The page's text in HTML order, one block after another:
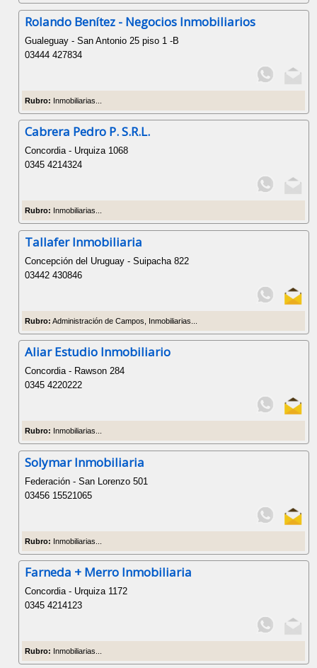
Rolando Benítez - Negocios Inmobiliarios
Gualeguay - San Antonio 25 piso 1 -B
03444 427834
Rubro: Inmobiliarias...
Cabrera Pedro P. S.R.L.
Concordia - Urquiza 1068
0345 4214324
Rubro: Inmobiliarias...
Tallafer Inmobiliaria
Concepción del Uruguay - Suipacha 822
03442 430846
Rubro: Administración de Campos, Inmobiliarias...
Aliar Estudio Inmobiliario
Concordia - Rawson 284
0345 4220222
Rubro: Inmobiliarias...
Solymar Inmobiliaria
Federación - San Lorenzo 501
03456 15521065
Rubro: Inmobiliarias...
Farneda + Merro Inmobiliaria
Concordia - Urquiza 1172
0345 4214123
Rubro: Inmobiliarias...